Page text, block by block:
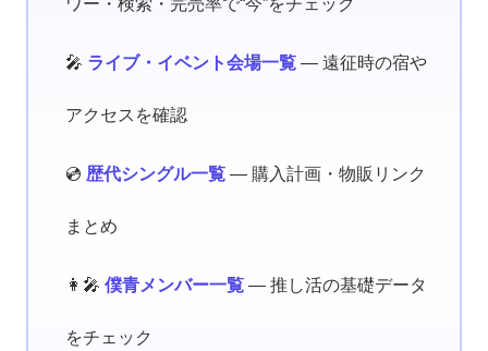
🎤 ライブ・イベント会場一覧 — 遠征時の宿や
アクセスを確認
💿 歴代シングル一覧 — 購入計画・物販リンク
まとめ
👩‍🎤 僕青メンバー一覧 — 推し活の基礎データ
をチェック